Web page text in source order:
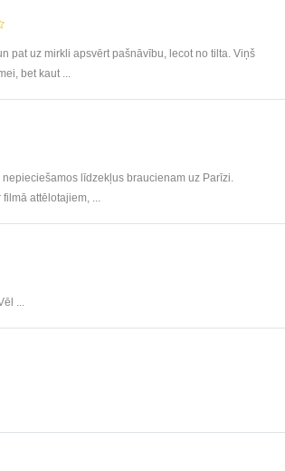
pat uz mirkli apsvērt pašnāvību, lecot no tilta. Viņš
bet kaut ...
līdzekļus braucienam uz Parīzi.
attēlotajiem, ...
...